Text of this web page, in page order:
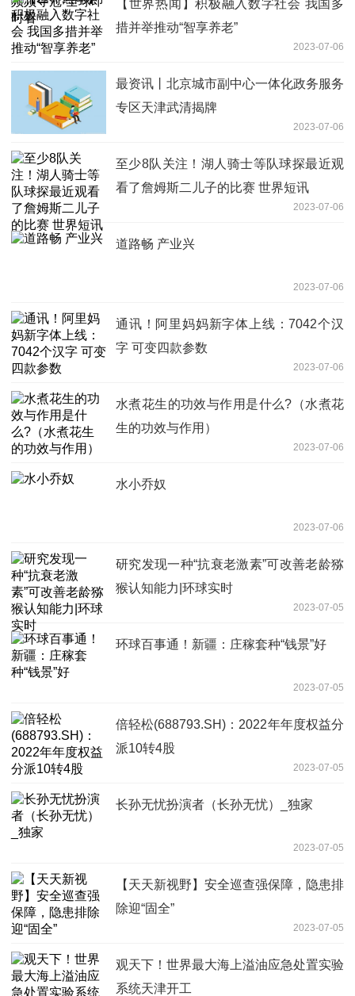
【世界热闻】积极融入数字社会 我国多
措并举推动“智享养老”
2023-07-06
最资讯丨北京城市副中心一体化政务服务
专区天津武清揭牌
2023-07-06
至少8队关注！湖人骑士等队球探最近观
看了詹姆斯二儿子的比赛 世界短讯
2023-07-06
道路畅 产业兴
2023-07-06
通讯！阿里妈妈新字体上线：7042个汉
字 可变四款参数
2023-07-06
水煮花生的功效与作用是什么?（水煮花
生的功效与作用）
2023-07-06
水小乔奴
2023-07-06
研究发现一种“抗衰老激素”可改善老龄猕
猴认知能力|环球实时
2023-07-05
环球百事通！新疆：庄稼套种“钱景”好
2023-07-05
倍轻松(688793.SH)：2022年年度权益分
派10转4股
2023-07-05
长孙无忧扮演者（长孙无忧）_独家
2023-07-05
【天天新视野】安全巡查强保障，隐患排
除迎“固全”
2023-07-05
观天下！世界最大海上溢油应急处置实验
系统天津开工